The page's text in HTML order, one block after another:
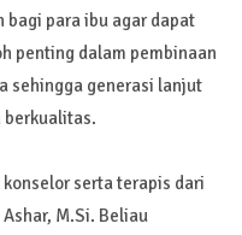
bagi para ibu agar dapat
penting dalam pembinaan
sehingga generasi lanjut
berkualitas.
serta terapis dari
M.Si. Beliau